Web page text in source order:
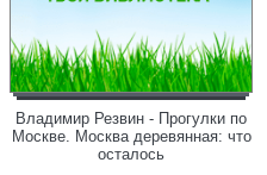
Владимир Резвин - Прогулки по
Москве. Москва деревянная: что
осталось